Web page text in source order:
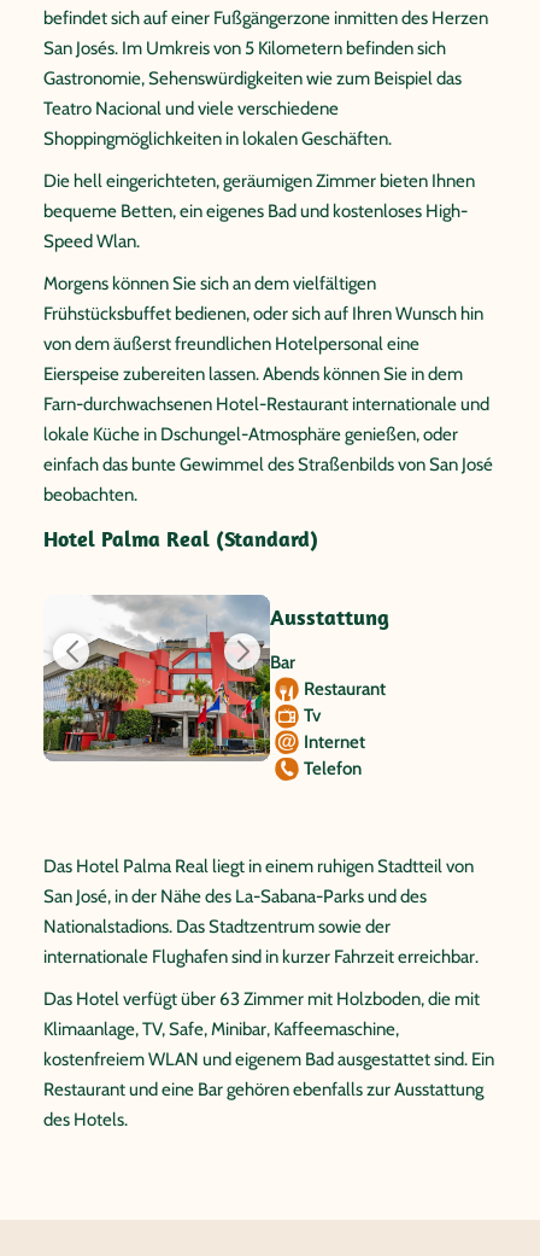
befindet sich auf einer Fußgängerzone inmitten des Herzen
San Josés. Im Umkreis von 5 Kilometern befinden sich
Gastronomie, Sehenswürdigkeiten wie zum Beispiel das
Teatro Nacional und viele verschiedene
Shoppingmöglichkeiten in lokalen Geschäften.
Die hell eingerichteten, geräumigen Zimmer bieten Ihnen
bequeme Betten, ein eigenes Bad und kostenloses High-
Speed Wlan.
Morgens können Sie sich an dem vielfältigen
Frühstücksbuffet bedienen, oder sich auf Ihren Wunsch hin
von dem äußerst freundlichen Hotelpersonal eine
Eierspeise zubereiten lassen. Abends können Sie in dem
Farn-durchwachsenen Hotel-Restaurant internationale und
lokale Küche in Dschungel-Atmosphäre genießen, oder
einfach das bunte Gewimmel des Straßenbilds von San José
beobachten.
Hotel Palma Real (Standard)
Ausstattung
Bar
Restaurant
Tv
Internet
Telefon
Das Hotel Palma Real liegt in einem ruhigen Stadtteil von
San José, in der Nähe des La-Sabana-Parks und des
Nationalstadions. Das Stadtzentrum sowie der
internationale Flughafen sind in kurzer Fahrzeit erreichbar.
Das Hotel verfügt über 63 Zimmer mit Holzboden, die mit
Klimaanlage, TV, Safe, Minibar, Kaffeemaschine,
kostenfreiem WLAN und eigenem Bad ausgestattet sind. Ein
Restaurant und eine Bar gehören ebenfalls zur Ausstattung
des Hotels.